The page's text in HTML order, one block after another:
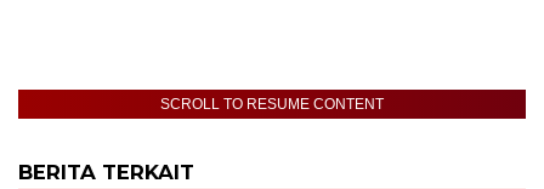
SCROLL TO RESUME CONTENT
BERITA TERKAIT